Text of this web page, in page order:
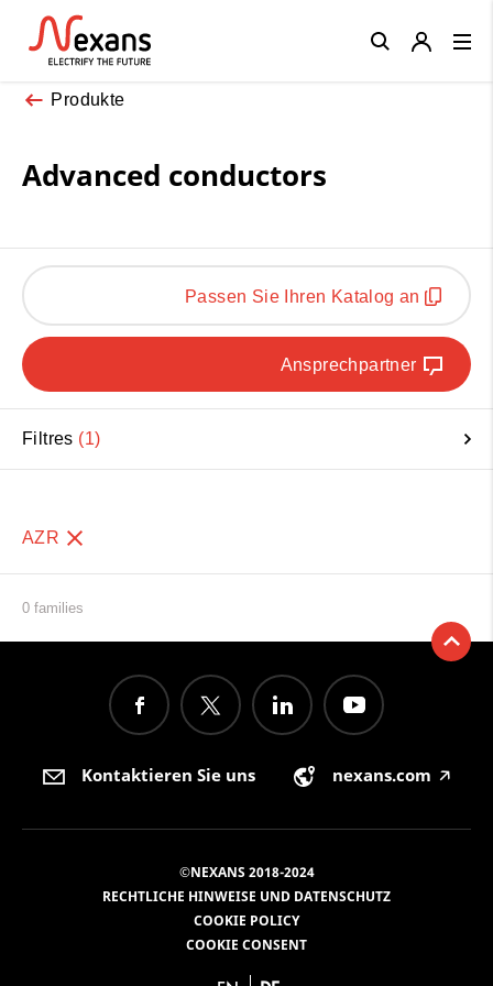
Produkte
Advanced conductors
Passen Sie Ihren Katalog an
Ansprechpartner
Filtres 1
AZR
0 families
Close
Kontaktieren Sie uns nexans.com 🡥
©NEXANS 2018-2024
RECHTLICHE HINWEISE UND DATENSCHUTZ
COOKIE POLICY
COOKIE CONSENT